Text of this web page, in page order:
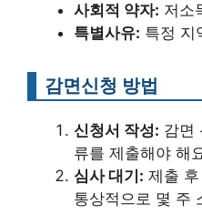
사회적 약자: 저소
특별사유: 특정 지
감면신청 방법
신청서 작성: 감면
류를 제출해야 해
심사 대기: 제출
통상적으로 몇 주